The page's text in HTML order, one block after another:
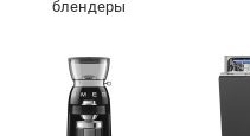
блендеры